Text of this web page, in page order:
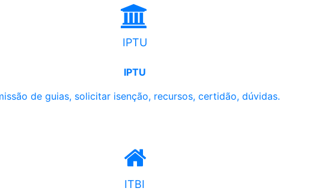
IPTU
IPTU
de guias, solicitar isenção, recursos, certidão, dúvidas.
ITBI